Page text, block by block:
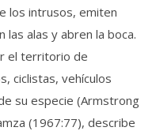
los intrusos, emiten
las alas y abren la boca.
el territorio de
ciclistas, vehículos
su especie (Armstrong
(1967:77), describe